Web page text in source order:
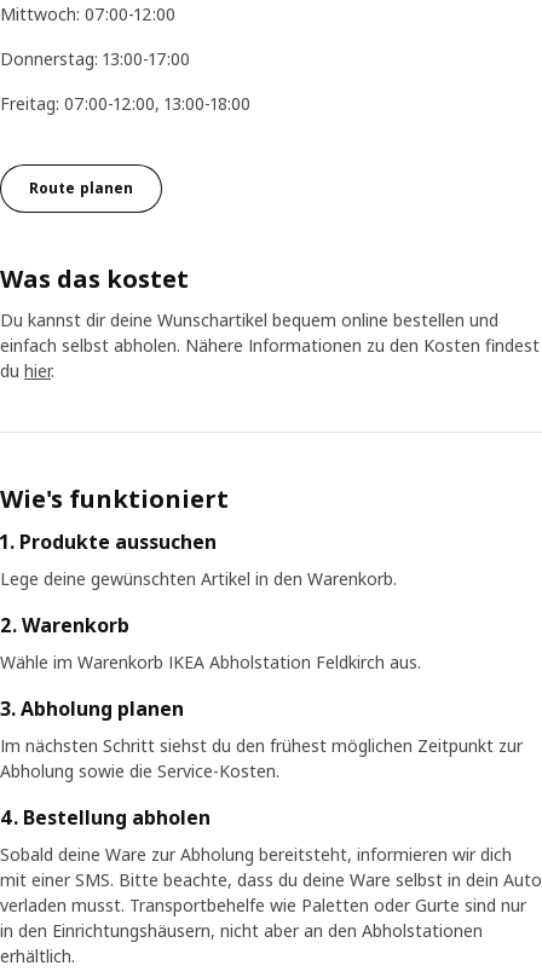
Mittwoch: 07:00-12:00
Donnerstag: 13:00-17:00
Freitag: 07:00-12:00, 13:00-18:00
Route planen
Was das kostet
Du kannst dir deine Wunschartikel bequem online bestellen und
einfach selbst abholen. Nähere Informationen zu den Kosten findest
du hier.
Wie's funktioniert
1. Produkte aussuchen
Lege deine gewünschten Artikel in den Warenkorb.
2. Warenkorb
Wähle im Warenkorb IKEA Abholstation Feldkirch aus.
3. Abholung planen
Im nächsten Schritt siehst du den frühest möglichen Zeitpunkt zur
Abholung sowie die Service-Kosten.
4. Bestellung abholen
Sobald deine Ware zur Abholung bereitsteht, informieren wir dich
mit einer SMS. Bitte beachte, dass du deine Ware selbst in dein Auto
verladen musst. Transportbehelfe wie Paletten oder Gurte sind nur
in den Einrichtungshäusern, nicht aber an den Abholstationen
erhältlich.